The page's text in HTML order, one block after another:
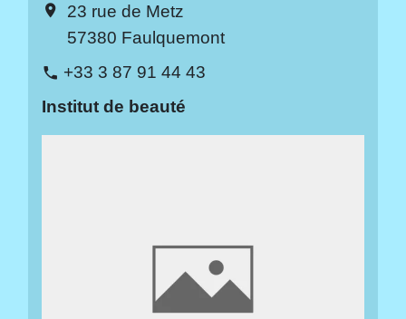
location_on
23 rue de Metz
57380 Faulquemont
phone +33 3 87 91 44 43
Institut de beauté